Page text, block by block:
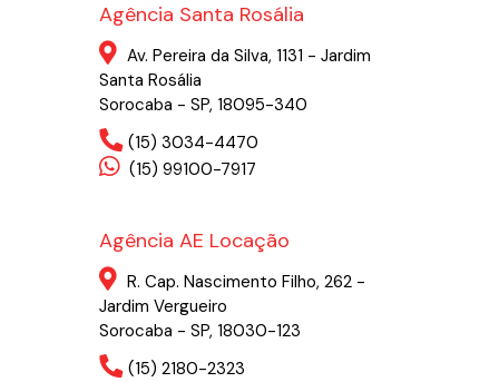
Agência Santa Rosália
Av. Pereira da Silva, 1131 - Jardim
Santa Rosália
Sorocaba - SP, 18095-340
(15) 3034-4470
(15) 99100-7917
Agência AE Locação
R. Cap. Nascimento Filho, 262 -
Jardim Vergueiro
Sorocaba - SP, 18030-123
(15) 2180-2323